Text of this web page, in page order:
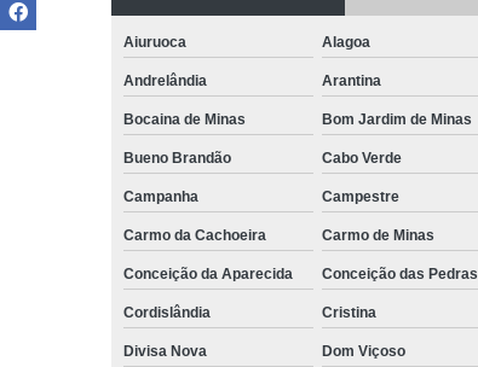
Aiuruoca Alagoa
Andrelândia Arantina
Bocaina de Minas Bom Jardim de Minas
Bueno Brandão Cabo Verde
Campanha Campestre
Carmo da Cachoeira Carmo de Minas
Conceição da Aparecida Conceição das Pedras
Cordislândia Cristina
Divisa Nova Dom Viçoso